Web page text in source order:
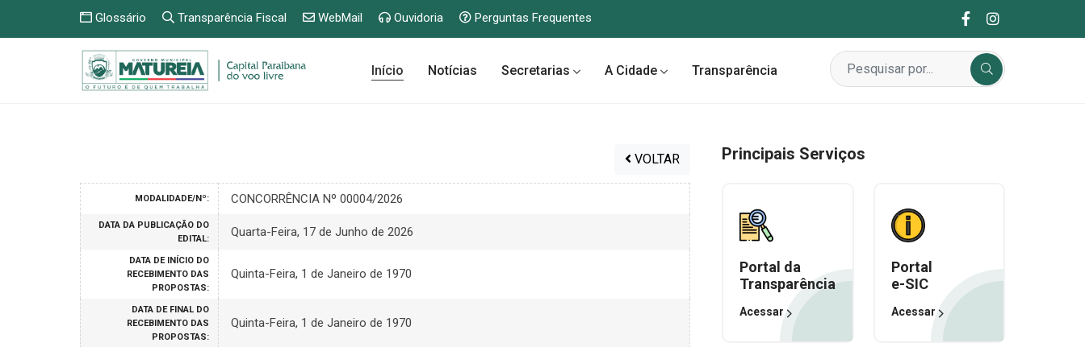
Glossário Transparência Fiscal WebMail Ouvidoria Perguntas Frequentes
Início Notícias Secretarias A Cidade Transparência
VOLTAR
MODALIDADE/Nº: CONCORRÊNCIA Nº 00004/2026
DATA DA PUBLICAÇÃO DO
EDITAL:
Quarta-Feira, 17 de Junho de 2026
DATA DE INÍCIO DO
RECEBIMENTO DAS
PROPOSTAS:
Quinta-Feira, 1 de Janeiro de 1970
DATA DE FINAL DO
RECEBIMENTO DAS
PROPOSTAS:
Quinta-Feira, 1 de Janeiro de 1970
Principais Serviços
Portal da
Transparência
Acessar
Portal
e-SIC
Acessar